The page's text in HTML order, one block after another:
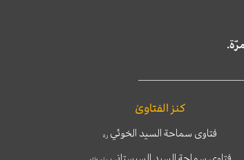
كنز الفتاوىٰ
فتاوى سماحة السيد الخوئي ره